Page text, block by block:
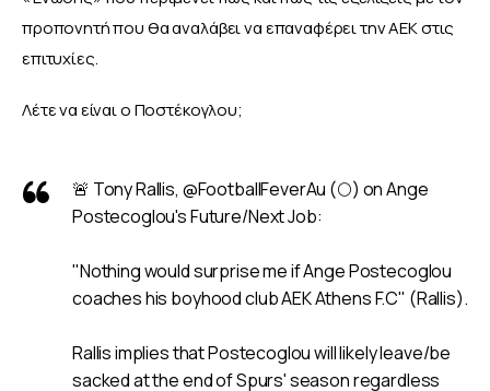
προπονητή που θα αναλάβει να επαναφέρει την ΑΕΚ στις
επιτυχίες.
Λέτε να είναι ο Ποστέκογλου;
🚨 Tony Rallis, @FootballFeverAu (🌕) on Ange
Postecoglou's Future/Next Job:
"Nothing would surprise me if Ange Postecoglou
coaches his boyhood club AEK Athens F.C" (Rallis).
Rallis implies that Postecoglou will likely leave/be
sacked at the end of Spurs' season regardless